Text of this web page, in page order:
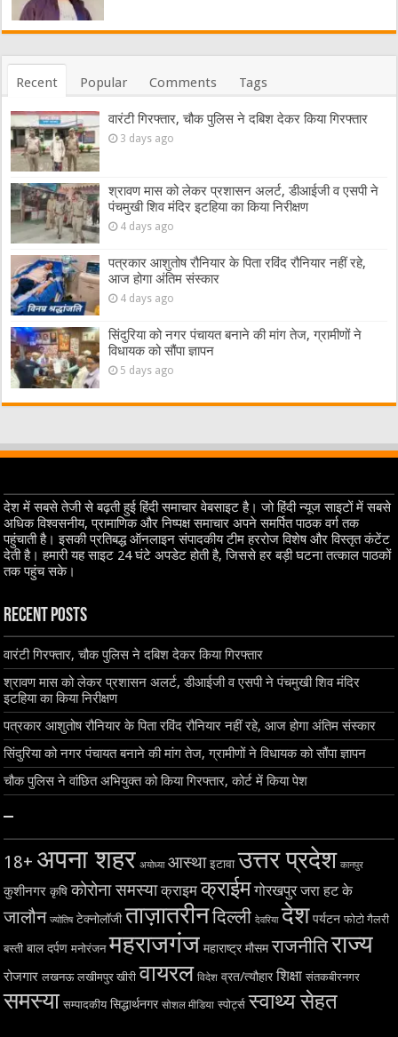
Recent Popular Comments Tags
वारंटी गिरफ्तार, चौक पुलिस ने दबिश देकर किया गिरफ्तार
3 days ago
श्रावण मास को लेकर प्रशासन अलर्ट, डीआईजी व एसपी ने
पंचमुखी शिव मंदिर इटहिया का किया निरीक्षण
4 days ago
पत्रकार आशुतोष रौनियार के पिता रविंद रौनियार नहीं रहे,
आज होगा अंतिम संस्कार
4 days ago
सिंदुरिया को नगर पंचायत बनाने की मांग तेज, ग्रामीणों ने
विधायक को सौंपा ज्ञापन
5 days ago
देश में सबसे तेजी से बढ़ती हुई हिंदी समाचार वेबसाइट है। जो हिंदी न्यूज साइटों में सबसे
अधिक विश्वसनीय, प्रामाणिक और निष्पक्ष समाचार अपने समर्पित पाठक वर्ग तक
पहुंचाती है। इसकी प्रतिबद्ध ऑनलाइन संपादकीय टीम हररोज विशेष और विस्तृत कंटेंट
देती है। हमारी यह साइट 24 घंटे अपडेट होती है, जिससे हर बड़ी घटना तत्काल पाठकों
तक पहुंच सके।
Recent Posts
वारंटी गिरफ्तार, चौक पुलिस ने दबिश देकर किया गिरफ्तार
श्रावण मास को लेकर प्रशासन अलर्ट, डीआईजी व एसपी ने पंचमुखी शिव मंदिर
इटहिया का किया निरीक्षण
पत्रकार आशुतोष रौनियार के पिता रविंद रौनियार नहीं रहे, आज होगा अंतिम संस्कार
सिंदुरिया को नगर पंचायत बनाने की मांग तेज, ग्रामीणों ने विधायक को सौंपा ज्ञापन
चौक पुलिस ने वांछित अभियुक्त को किया गिरफ्तार, कोर्ट में किया पेश
–
18+ अपना शहर अयोध्या आस्था इटावा उत्तर प्रदेश कानपुर
कुशीनगर कृषि कोरोना समस्या क्राइम क्राईम गोरखपुर जरा हट के
जालौन ज्योतिष टेक्नोलॉजी ताज़ातरीनदिल्ली देवरिया देश पर्यटन फोटो गैलरी
बस्ती बाल दर्पण मनोरंजन महराजगंज महाराष्ट्र मौसम राजनीतिराज्य
रोजगार लखनऊ लखीमपुर खीरी वायरल विदेश व्रत/त्यौहार शिक्षा संतकबीरनगर
समस्या सम्पादकीय सिद्धार्थनगर सोशल मीडिया स्पोर्ट्स स्वाथ्य सेहत